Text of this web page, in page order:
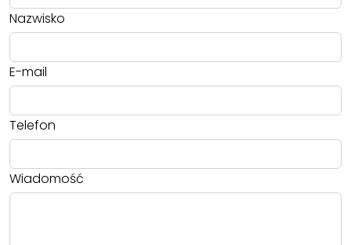
Nazwisko
E-mail
Telefon
Wiadomość